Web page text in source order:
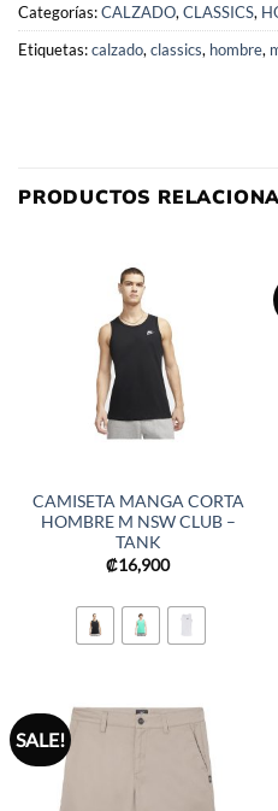
Categorías:CALZADO, CLASSICS,
Etiquetas:calzado, classics, hombre,
PRODUCTOS
CAMISETA MANGA CORTA
HOMBRE M NSW CLUB –
TANK
₡16,900
SALE!